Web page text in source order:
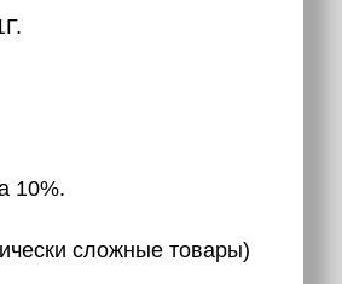
электронной
сложные товары)